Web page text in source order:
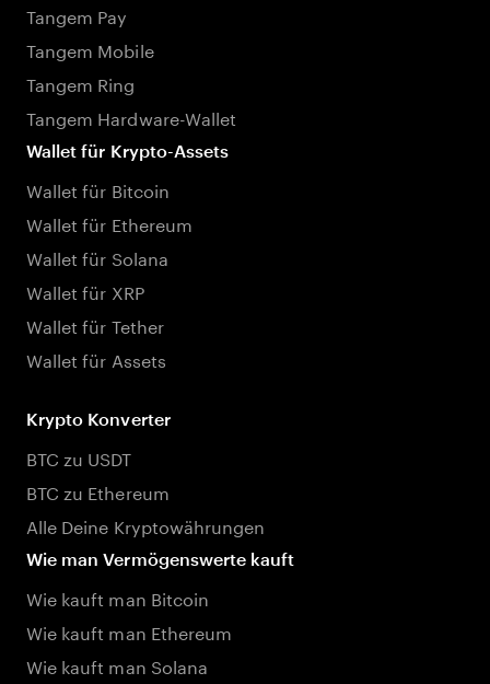
Tangem Pay
Tangem Mobile
Tangem Ring
Tangem Hardware-Wallet
Wallet für Krypto-Assets
Wallet für Bitcoin
Wallet für Ethereum
Wallet für Solana
Wallet für XRP
Wallet für Tether
Wallet für Assets
Krypto Konverter
BTC zu USDT
BTC zu Ethereum
Alle Deine Kryptowährungen
Wie man Vermögenswerte kauft
Wie kauft man Bitcoin
Wie kauft man Ethereum
Wie kauft man Solana